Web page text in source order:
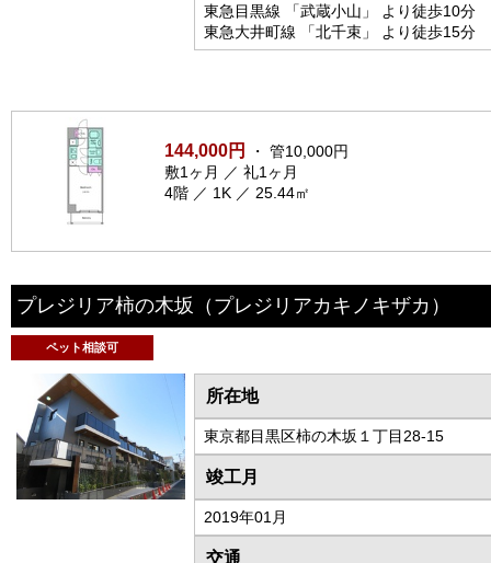
東急目黒線 「武蔵小山」 より徒歩10分
東急大井町線 「北千束」 より徒歩15分
144,000円
・ 管10,000円
敷1ヶ月 ／ 礼1ヶ月
4階 ／ 1K ／ 25.44㎡
プレジリア柿の木坂 （プレジリアカキノキザカ）
ペット相談可
所在地
東京都目黒区柿の木坂１丁目28-15
竣工月
2019年01月
交通